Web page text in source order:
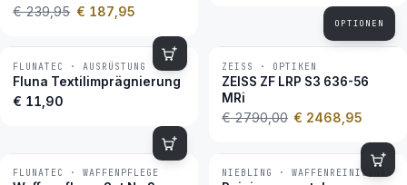
€ 239,95 € 187,95
OPTIONEN
BESTSELLER
FLUNATEC · AUSRÜSTUNG
Fluna Textilimprägnierung
€ 11,90
−12 %
ZEISS · OPTIKEN
ZEISS ZF LRP S3 636-56
MRi
€ 2790,00 € 2468,95
BESTSELLER
FLUNATEC · WAFFENPFLEGE BESTSELLER
NIEBLING · WAFFENREINIGUNG